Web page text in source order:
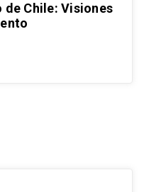
Chile: Visiones